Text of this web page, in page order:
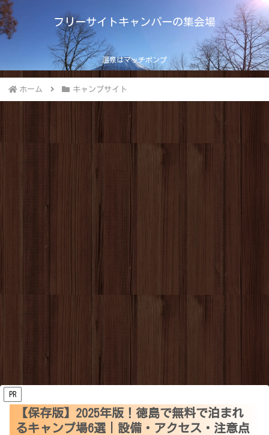
フリーサイトキャンパーの集会場
温泉はマッチポンプ
ホーム キャンプサイト
PR
【保存版】2025年版！徳島で無料で泊まれ
るキャンプ場6選｜設備・アクセス・注意点